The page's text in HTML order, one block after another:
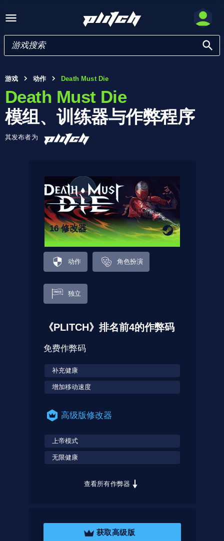
游戏 动作 Death Must Die
Death Must Die
模组、训练器与作弊程序
其发布者为
16 修改器
动作 角色扮演
独立
《PLITCH》排名前4的作弊码
免费作弊码
补充健康
增加移动速度
高级版修改器
上帝模式
无限健康
查看所有作弊器
获取高级版